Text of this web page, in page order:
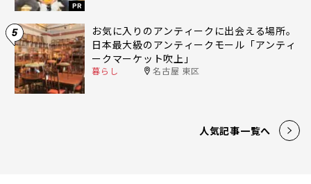
PR
5
お気に入りのアンティークに出会える場所。
日本最大級のアンティークモール「アンティ
ークマーケット吹上」
暮らし 名古屋 東区
人気記事一覧へ